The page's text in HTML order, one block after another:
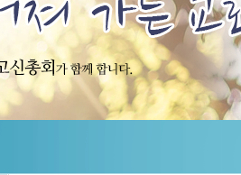
케치북5